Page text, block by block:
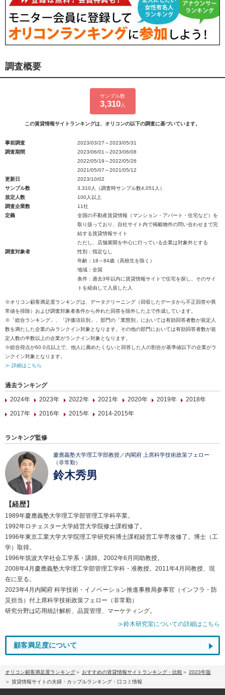
調査概要
サンプル数
3,310人
この賃貸情報サイトランキングは、オリコンの以下の調査に基づいています。
事前調査
2023/03/27～2023/05/31
調査期間
2023/06/01～2023/06/08
2022/05/19～2022/05/26
2021/05/07～2021/05/12
更新日
2023/10/02
サンプル数
3,310人（調査時サンプル数4,051人）
規定人数
100人以上
調査企業数
11社
定義
全国の不動産賃貸情報（マンション・アパート・住宅など）を
取り扱っており、自社サイト内で掲載物件の問い合わせまで完
結する賃貸情報サイト
ただし、店舗展開を中心に行っている企業は対象外とする
調査対象者
性別：指定なし
年齢：18～84歳（高校生を除く）
地域：全国
条件：過去3年以内に賃貸情報サイトで住宅を探し、そのサイ
トを経由して入居した人
※オリコン顧客満足度ランキングは、データクリーニング（回収したデータから不正回答や異
常値を排除）および調査対象者条件から外れた回答を除外した上で作成しています。
※「総合ランキング」、「評価項目別」、部門の「業態別」においては有効回答者数が規定人
数を満たした企業のみランクイン対象となります。その他の部門においては有効回答者数が規
定人数の半数以上の企業がランクイン対象となります。
※総合得点が60.0点以上で、他人に薦めたくないと回答した人の割合が基準値以下の企業がラ
ンクイン対象となります。
≫ 詳細はこちら
過去ランキング
2024年
2023年 2022年 2021年 2020年 2019年
2018年
2017年
2016年 2015年 2014-2015年
ランキング監修
慶應義塾大学理工学部教授／内閣府 上席科学技術政策フェロー
（非常勤）
鈴木秀男
【経歴】
1989年慶應義塾大学理工学部管理工学科卒業。
1992年ロチェスター大学経営大学院修士課程修了。
1996年東京工業大学大学院理工学研究科博士課程経営工学専攻修了。博士（工
学）取得。
1996年筑波大学社会工学系・講師。2002年6月同助教授。
2008年4月慶應義塾大学理工学部管理工学科・准教授。2011年4月同教授、現
在に至る。
2023年4月内閣府 科学技術・イノベーション推進事務局参事官（インフラ・防
災担当）付上席科学技術政策フェロー（非常勤）
研究分野は応用統計解析、品質管理、マーケティング。
≫鈴木研究室についての詳細はこちら
顧客満足度について
オリコン顧客満足度ランキング おすすめの賃貸情報サイトランキング・比較
2023年版
賃貸情報サイトの夫婦・カップルランキング・口コミ情報